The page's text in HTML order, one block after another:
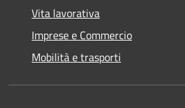
Vita lavorativa
Imprese e Commercio
Mobilità e trasporti